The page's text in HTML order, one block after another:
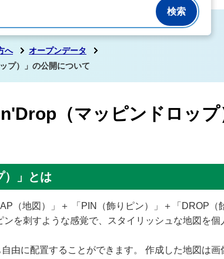
へ
オープンデータ
プ）」の公開について
（マッピンドロッ
）」とは
（地図）」＋ 「PIN（飾りピン）」＋「DROP（
を刺すような感覚で、スタイリッシュな地図を個
由に配置することができます。 作成した地図は